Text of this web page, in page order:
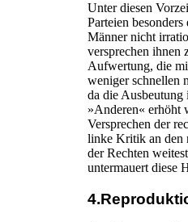
Unter diesen
Parteien
Männer nicht
versprechen ihnen
Aufwertung, die
weniger schnellen
da die Ausbeutung
»Anderen« erhöht
Versprechen der
linke Kritik an den
der Rechten
untermauert diese